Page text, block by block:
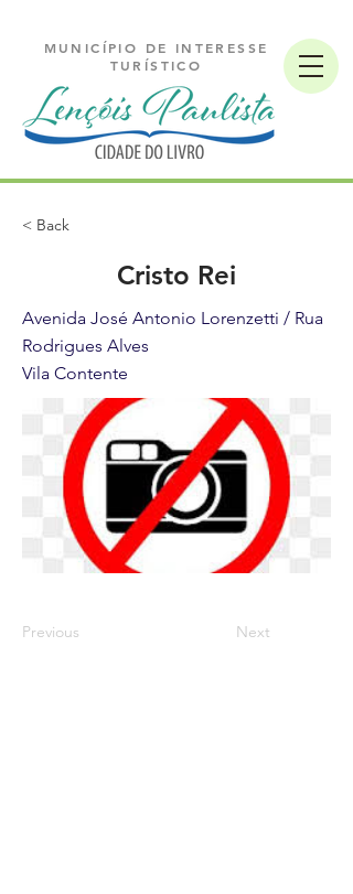
MUNICÍPIO DE INTERESSE
TURÍSTICO
< Back
Cristo Rei
Avenida José Antonio Lorenzetti / Rua
Rodrigues Alves
Vila Contente
Previous Next